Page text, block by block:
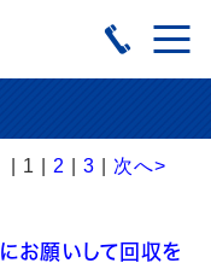
| 1 | 2 3 次へ>
お願いして回収を